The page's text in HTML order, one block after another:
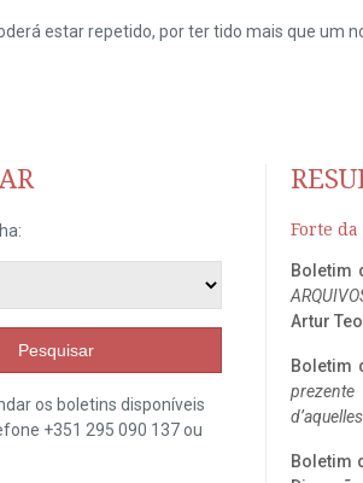
estar repetido, por ter tido mais que um
Pesquisar
os boletins disponíveis
+351 295 090 137 ou
Forte da
Boletim
Artur
Boletim
Boletim